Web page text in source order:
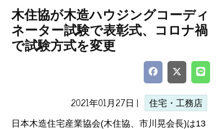
木住協が木造ハウジングコーディ
ネーター試験で表彰式、コロナ禍
で試験方式を変更
2021年01月27日 | 住宅・工務店
日本木造住宅産業協会(木住協、市川晃会長)は13